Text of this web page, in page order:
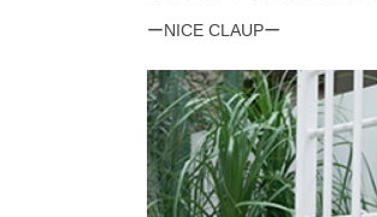
ーNICE CLAUPー